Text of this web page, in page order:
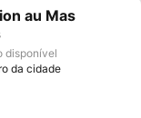
favoritos
au Mas
disponível
da cidade